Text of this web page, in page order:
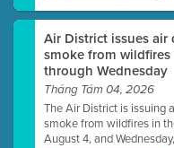
Air District issues
smoke from
through Wednesday
Tháng Tám 04, 2026
The Air District is issuing
smoke from wildfires in
August 4, and